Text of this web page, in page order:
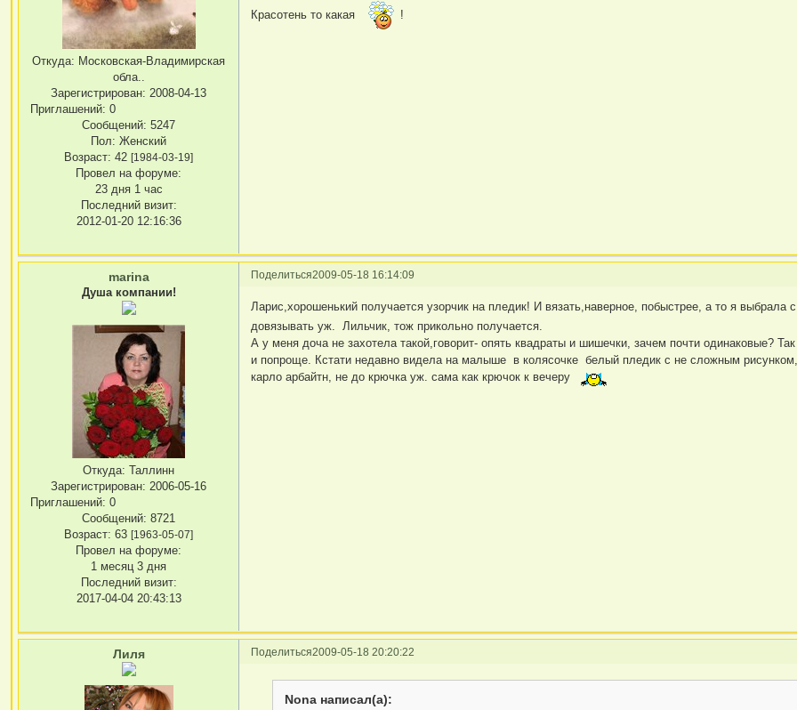
Откуда: Московская-Владимирская
обла..
Зарегистрирован: 2008-04-13
Приглашений: 0
Сообщений: 5247
Пол: Женский
Возраст: 42[1984-03-19]
Провел на форуме:
23 дня 1 час
Последний визит:
2012-01-20 12:16:36
Красотень то какая !
Поделиться2009-05-18 16:14:09
marina
Душа компании!
Откуда: Таллинн
Зарегистрирован: 2006-05-16
Приглашений: 0
Сообщений: 8721
Возраст: 63[1963-05-07]
Провел на форуме:
1 месяц 3 дня
Последний визит:
2017-04-04 20:43:13
Ларис,хорошенький получается узорчик на пледик! И вязать,наверное, побыстрее, а то я
довязывать уж. Лильчик, тож прикольно получается.
А у меня доча не захотела такой,говорит- опять квадраты и шишечки, зачем почти одинаковые?
и попроще. Кстати недавно видела на малыше в колясочке белый пледик с не сложным
карло арбайтн, не до крючка уж. сама как крючок к вечеру
Поделиться2009-05-18 20:20:22
Лиля
Nona написал(а):